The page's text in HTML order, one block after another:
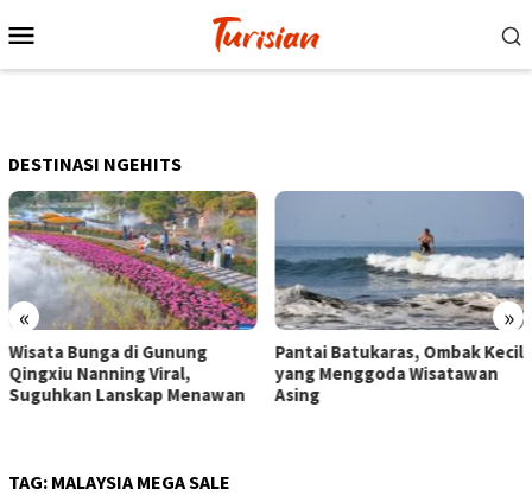
ke
Mobile
DESTINASI NGEHITS
« »
Pantai Batukaras, Ombak Kecil
yang Menggoda Wisatawan
Asing
Senja di Pantai
Wisatawan Menikmati Sore
dengan Bermain hingga
TAG: MALAYSIA MEGA SALE